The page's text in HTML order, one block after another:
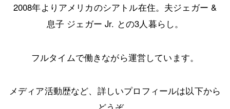
2008年よりアメリカのシアトル在住。夫ジェガー &
息子 ジェガー Jr. との3人暮らし。
フルタイムで働きながら運営しています。
メディア活動歴など、詳しいプロフィールは以下から